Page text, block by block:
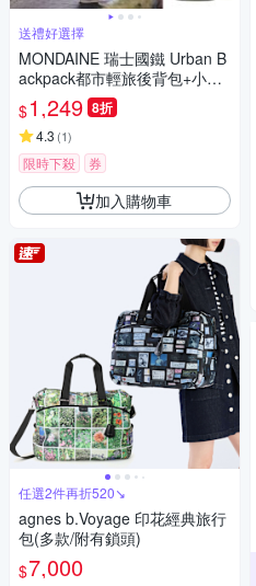
送禮好選擇
MONDAINE 瑞士國鐵 Urban B
ackpack都市輕旅後背包+小零
錢包(多款任選)
$1,249 8折
4.3 (1)
限時下殺 券
加入購物車
任選2件再折520↘
agnes b.Voyage 印花經典旅行
包(多款/附有鎖頭)
$7,000